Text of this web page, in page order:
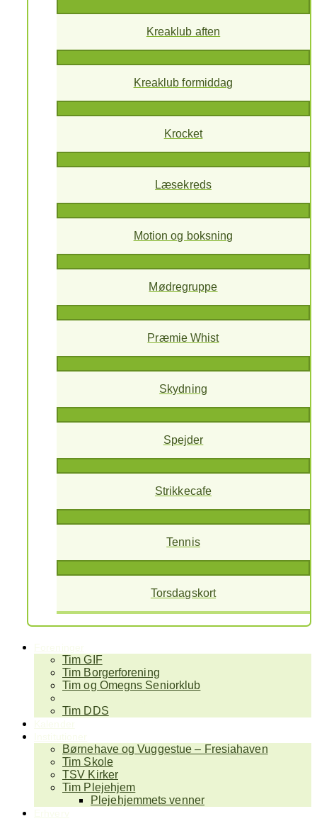
Kreaklub aften
Kreaklub formiddag
Krocket
Læsekreds
Motion og boksning
Mødregruppe
Præmie Whist
Skydning
Spejder
Strikkecafe
Tennis
Torsdagskort
Tim GIF
Tim Borgerforening
Tim og Omegns Seniorklub
Tim DDS
Børnehave og Vuggestue – Fresiahaven
Tim Skole
TSV Kirker
Tim Plejehjem
Plejehjemmets venner